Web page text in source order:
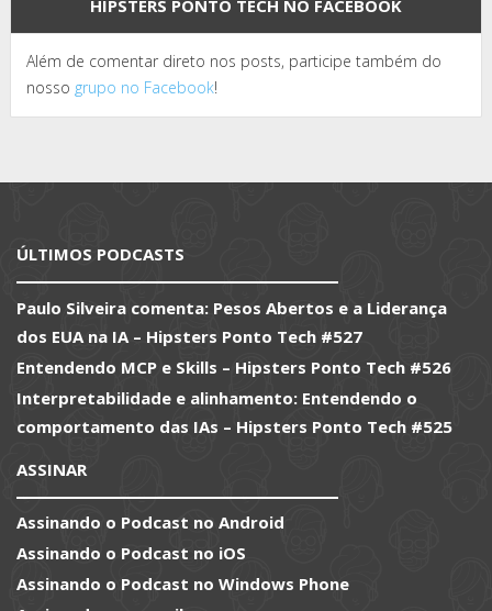
HIPSTERS PONTO TECH NO FACEBOOK
Além de comentar direto nos posts, participe também do
nosso grupo no Facebook!
ÚLTIMOS PODCASTS
Paulo Silveira comenta: Pesos Abertos e a Liderança
dos EUA na IA – Hipsters Ponto Tech #527
Entendendo MCP e Skills – Hipsters Ponto Tech #526
Interpretabilidade e alinhamento: Entendendo o
comportamento das IAs – Hipsters Ponto Tech #525
ASSINAR
Assinando o Podcast no Android
Assinando o Podcast no iOS
Assinando o Podcast no Windows Phone